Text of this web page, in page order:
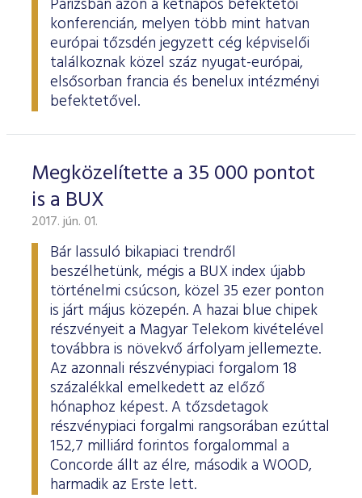
Párizsban azon a kétnapos befektetői
konferencián, melyen több mint hatvan
európai tőzsdén jegyzett cég képviselői
találkoznak közel száz nyugat-európai,
elsősorban francia és benelux intézményi
befektetővel.
Megközelítette a 35 000 pontot
is a BUX
2017. jún. 01.
Bár lassuló bikapiaci trendről
beszélhetünk, mégis a BUX index újabb
történelmi csúcson, közel 35 ezer ponton
is járt május közepén. A hazai blue chipek
részvényeit a Magyar Telekom kivételével
továbbra is növekvő árfolyam jellemezte.
Az azonnali részvénypiaci forgalom 18
százalékkal emelkedett az előző
hónaphoz képest. A tőzsdetagok
részvénypiaci forgalmi rangsorában ezúttal
152,7 milliárd forintos forgalommal a
Concorde állt az élre, második a WOOD,
harmadik az Erste lett.